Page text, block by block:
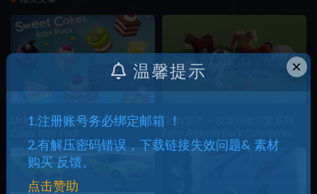
Unity资产 – 甜蛋糕图标包 Sweet
Unity资产 – 农场动物可爱系列
×
温馨提示
1.注册账号务必绑定邮箱 ！
2.有解压密码错误，下载链接失效问题& 素材
购买 反馈。
点击赞助